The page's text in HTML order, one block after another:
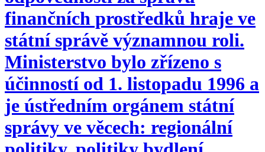
finančních prostředků hraje ve
státní správě významnou roli.
Ministerstvo bylo zřízeno s
účinností od 1. listopadu 1996 a
je ústředním orgánem státní
správy ve věcech: regionální